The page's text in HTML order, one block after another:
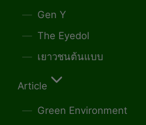
Gen Y
The Eyedol
เยาวชนต้นแบบ
Article
Green Environment